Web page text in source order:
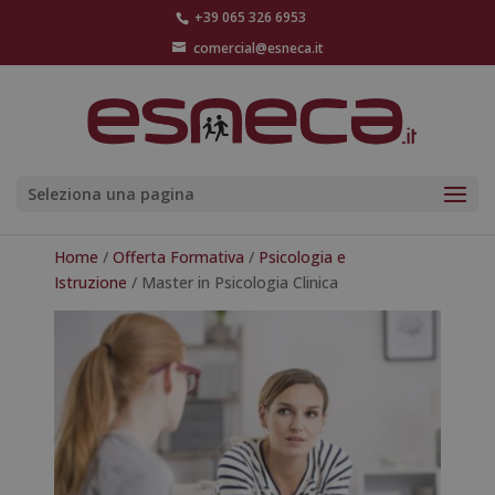
+39 065 326 6953
comercial@esneca.it
Seleziona una pagina
Home / Offerta Formativa / Psicologia e
Istruzione / Master in Psicologia Clinica